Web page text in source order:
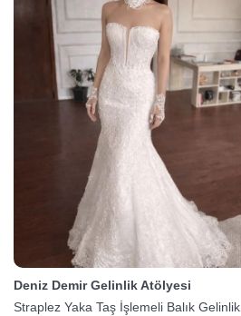
Deniz Demir Gelinlik Atölyesi
Straplez Yaka Taş İşlemeli Balık Gelinlik